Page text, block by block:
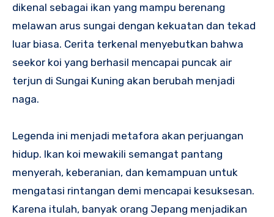
dikenal sebagai ikan yang mampu berenang
melawan arus sungai dengan kekuatan dan tekad
luar biasa. Cerita terkenal menyebutkan bahwa
seekor koi yang berhasil mencapai puncak air
terjun di Sungai Kuning akan berubah menjadi
naga.
Legenda ini menjadi metafora akan perjuangan
hidup. Ikan koi mewakili semangat pantang
menyerah, keberanian, dan kemampuan untuk
mengatasi rintangan demi mencapai kesuksesan.
Karena itulah, banyak orang Jepang menjadikan